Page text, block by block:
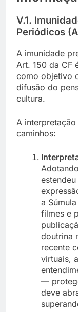
V.1.
Periódicos
A imunidade
Art. 150 da CF
como objetivo
difusão do
cultura.
A
caminhos:
a
filmes e
doutrina
recente
virtuais,
—
deve